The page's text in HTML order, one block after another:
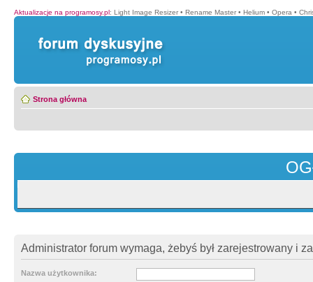
Aktualizacje na programosy.pl: Light Image Resizer • Rename Master • Helium • Opera •
Strona główna
Administrator forum wymaga, żebyś był zarejestrowany i
Nazwa użytkownika: